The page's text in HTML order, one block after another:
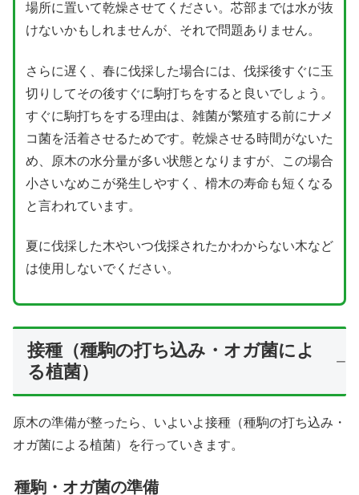
場所に置いて乾燥させてください。芯部までは水が抜
けないかもしれませんが、それで問題ありません。
さらに遅く、春に伐採した場合には、伐採後すぐに玉
切りしてその後すぐに駒打ちをすると良いでしょう。
すぐに駒打ちをする理由は、雑菌が繁殖する前にナメ
コ菌を活着させるためです。乾燥させる時間がないた
め、原木の水分量が多い状態となりますが、この場合
小さいなめこが発生しやすく、榾木の寿命も短くなる
と言われています。
夏に伐採した木やいつ伐採されたかわからない木など
は使用しないでください。
接種（種駒の打ち込み・オガ菌によ
る植菌）
原木の準備が整ったら、いよいよ接種（種駒の打ち込み・
オガ菌による植菌）を行っていきます。
種駒・オガ菌の準備